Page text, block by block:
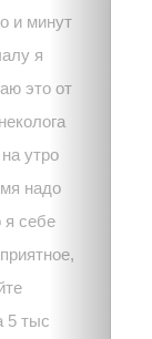
и минут
я
это от
утро
надо
я себе
5 тыс